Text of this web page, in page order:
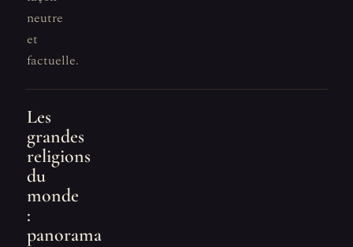
neutre
et
factuelle.
Les
grandes
religions
du
monde
:
panorama